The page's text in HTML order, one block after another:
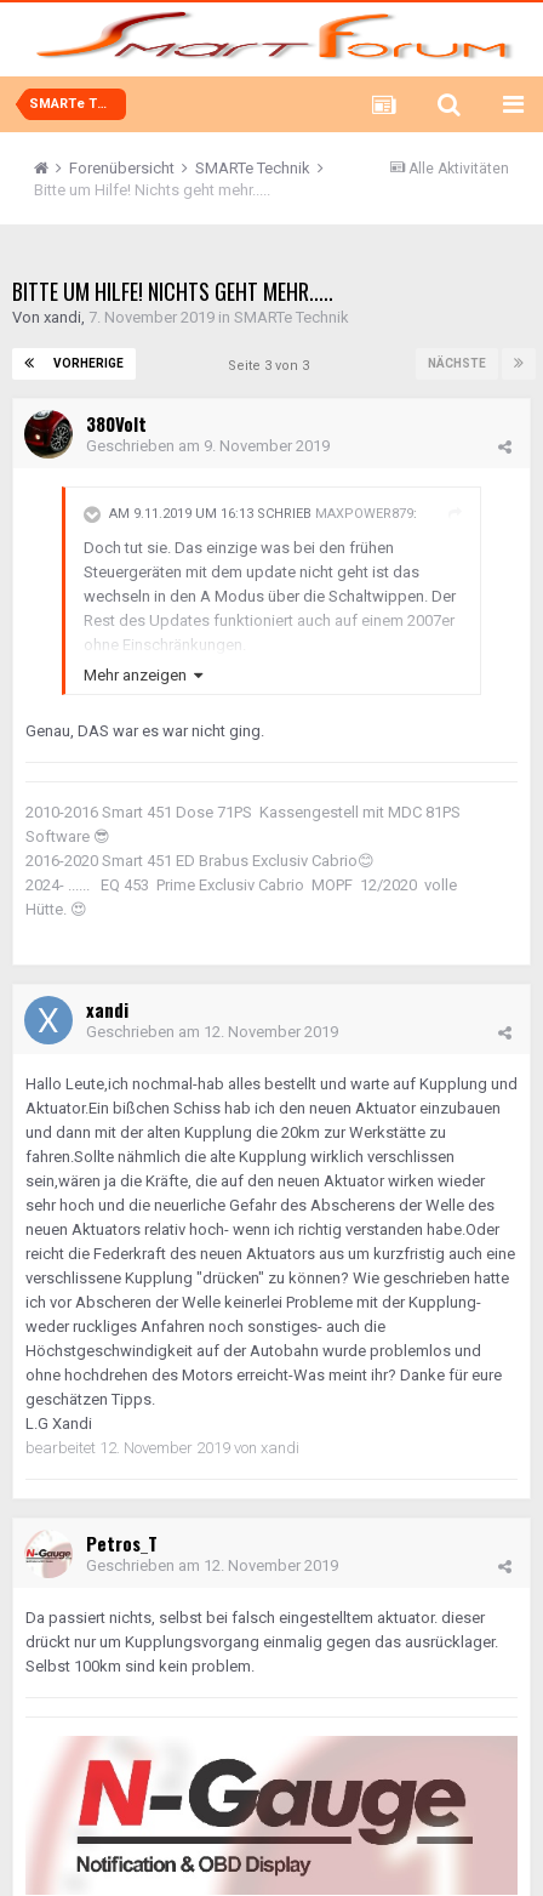
SMARTe Technik
Alle Aktivitäten
Forenübersicht
SMARTe Technik
Bitte um Hilfe! Nichts geht mehr.....
BITTE UM HILFE! NICHTS GEHT MEHR.....
Von xandi, 7. November 2019 in SMARTe Technik
VORHERIGE NÄCHSTE
Seite 3 von 3
380Volt
Geschrieben am 9. November 2019
AM 9.11.2019 UM 16:13 SCHRIEB MAXPOWER879:
Doch tut sie. Das einzige was bei den frühen
Steuergeräten mit dem update nicht geht ist das
wechseln in den A Modus über die Schaltwippen. Der
Rest des Updates funktioniert auch auf einem 2007er
ohne Einschränkungen.
20km kannst du mit dem neuen Aktuator zurücklegen.
Mehr anzeigen
Genau, DAS war es war nicht ging.
2010-2016 Smart 451 Dose 71PS Kassengestell mit MDC 81PS
Software 😎
2016-2020 Smart 451 ED Brabus Exclusiv Cabrio😊
2024- ...... EQ 453 Prime Exclusiv Cabrio MOPF 12/2020 volle
Hütte. 😍
xandi
Geschrieben am 12. November 2019
Hallo Leute,ich nochmal-hab alles bestellt und warte auf Kupplung und
Aktuator.Ein bißchen Schiss hab ich den neuen Aktuator einzubauen
und dann mit der alten Kupplung die 20km zur Werkstätte zu
fahren.Sollte nähmlich die alte Kupplung wirklich verschlissen
sein,wären ja die Kräfte, die auf den neuen Aktuator wirken wieder
sehr hoch und die neuerliche Gefahr des Abscherens der Welle des
neuen Aktuators relativ hoch- wenn ich richtig verstanden habe.Oder
reicht die Federkraft des neuen Aktuators aus um kurzfristig auch eine
verschlissene Kupplung "drücken" zu können? Wie geschrieben hatte
ich vor Abscheren der Welle keinerlei Probleme mit der Kupplung-
weder ruckliges Anfahren noch sonstiges- auch die
Höchstgeschwindigkeit auf der Autobahn wurde problemlos und
ohne hochdrehen des Motors erreicht-Was meint ihr? Danke für eure
geschätzen Tipps.
L.G Xandi
bearbeitet 12. November 2019 von xandi
Petros_T
Geschrieben am 12. November 2019
Da passiert nichts, selbst bei falsch eingestelltem aktuator. dieser
drückt nur um Kupplungsvorgang einmalig gegen das ausrücklager.
Selbst 100km sind kein problem.